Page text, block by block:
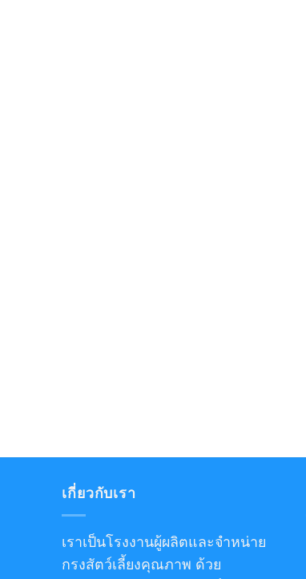
เกี่ยวกับเรา
เราเป็นโรงงานผู้ผลิตและจำหน่าย
กรงสัตว์เลี้ยงคุณภาพ ด้วย